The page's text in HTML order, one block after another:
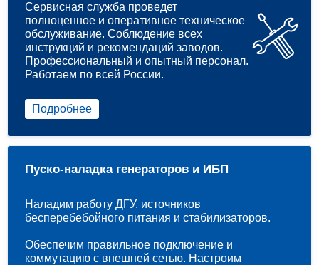
Сервисная служба проведет
полноценное и оперативное техническое
обслуживание. Соблюдение всех
инструкций и рекомендаций заводов.
Профессиональный и опытный персонал.
Работаем по всей России.
Подробнее
Пуско-наладка генераторов и ИБП
Наладим работу ДГУ, источников
бесперебебойного питания и стабилизаторов.
Обеспечим правильное подключение и
коммутацию с внешней сетью. Настроим